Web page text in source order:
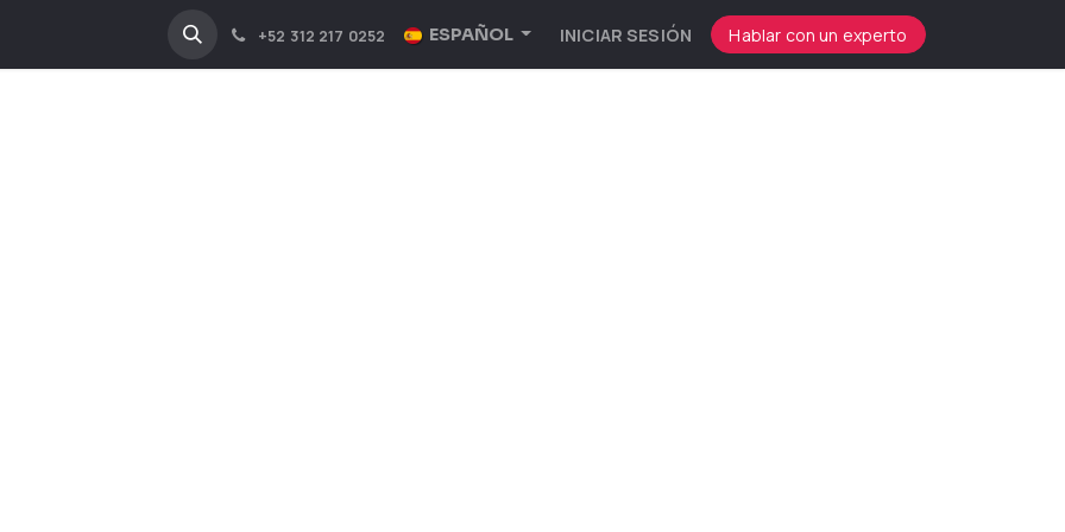
INDUSTRIAS +52 312 217 0252 ESPAÑOL INICIAR SESIÓN Hablar con un experto